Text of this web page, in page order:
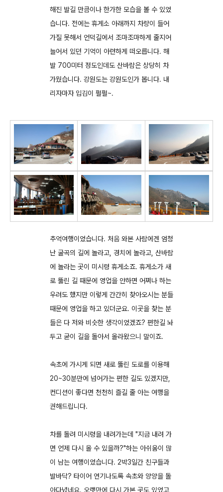
해진 발길 만큼이나 한가한 모습을 볼 수 있었
습니다. 전에는 휴게소 아래까지 차량이 들어
가질 못해서 언덕길에서 조마조마하게 줄지어
늘어서 있던 기억이 아련하게 떠오릅니다. 해
발 700미터 정도인데도 산바람은 상당히 차
가웠습니다. 강원도는 강원도인가 봅니다. 내
리자마자 입김이 펄펄~.
추억여행이었습니다. 처음 와본 사람에겐 엄청
난 굴곡의 길에 놀라고, 경치에 놀라고, 산바람
에 놀라는 곳이 미시령 휴게소죠. 휴게소가 새
로 뚫린 길 때문에 영업을 안하면 어쩌나 하는
우려도 했지만 이렇게 간간히 찾아오시는 분들
때문에 영업을 하고 있더군요. 이곳을 찾는 분
들은 다 저와 비슷한 생각이었겠죠? 편한길 놔
두고 굳이 길을 돌아서 올라왔으니 말이죠.
속초에 가시게 되면 새로 뚫린 도로를 이용해
20~30분만에 넘어가는 편한 길도 있겠지만,
컨디션이 좋다면 천천히 즐길 줄 아는 여행을
권해드립니다.
차를 돌려 미시령을 내려가는데 "지금 내려 가
면 언제 다시 올 수 있을까?"하는 아쉬움이 많
이 남는 여행이었습니다. 2박3일간 친구들과
발바닥? 타이어 연기나도록 속초와 양양을 돌
아다녔네요. 오랫만에 다시 가본 곳도 있었고,